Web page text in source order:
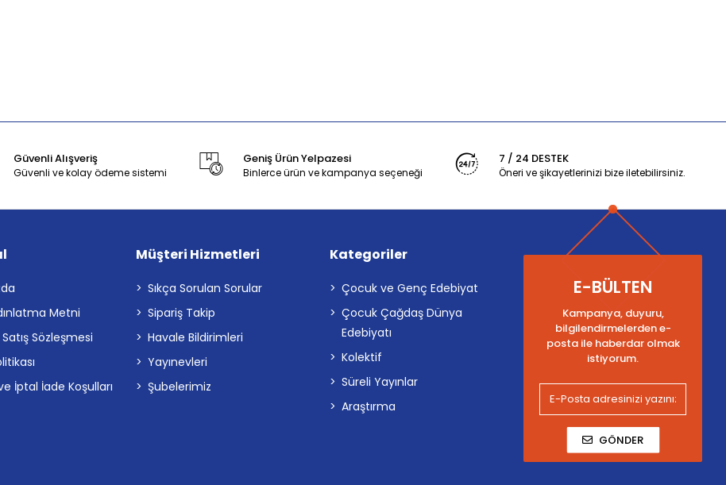
Güvenli Alışveriş
Güvenli ve kolay ödeme sistemi
Geniş Ürün Yelpazesi
Binlerce ürün ve kampanya seçeneği
7 / 24 DESTEK
Öneri ve şikayetlerinizi bize iletebilirsiniz.
Metni
Sözleşmesi
İptal İade Koşulları
Müşteri Hizmetleri
Sıkça Sorulan Sorular
Sipariş Takip
Havale Bildirimleri
Yayınevleri
Şubelerimiz
Kategoriler
Çocuk ve Genç Edebiyat
Çocuk Çağdaş Dünya
Edebiyatı
Kolektif
Süreli Yayınlar
Araştırma
E-BÜLTEN
Kampanya, duyuru,
bilgilendirmelerden e-
posta ile haberdar olmak
istiyorum.
GÖNDER